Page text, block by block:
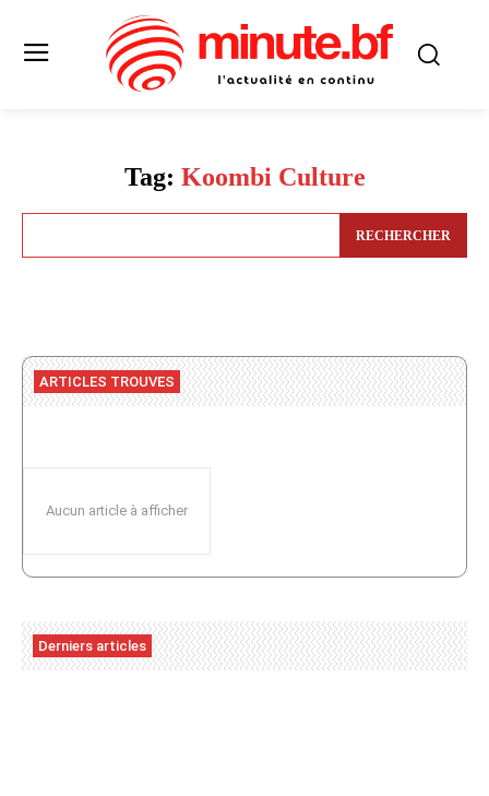
Tag: Koombi Culture
RECHERCHER
ARTICLES TROUVES
Aucun article à afficher
Derniers articles